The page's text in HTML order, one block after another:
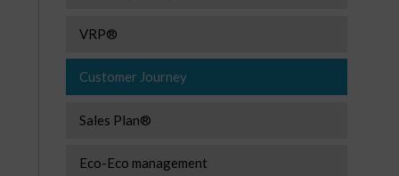
VRP®
Customer Journey
Sales Plan®
Eco-Eco management